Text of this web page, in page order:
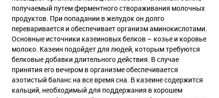
получаемый путем ферментного створаживания молочных
продуктов. При попадании в желудок он долго
переваривается и обеспечивает организм аминокислотами.
Основные источники казеиновых белков – козье и коровье
молоко. Казеин подойдет для людей, которым требуются
белковые добавки длительного действия. В случае
принятия его вечером в организме обеспечивается
азотистый баланс на все время сна. В казеине содержится
кальций, необходимый для поддержания в хорошем